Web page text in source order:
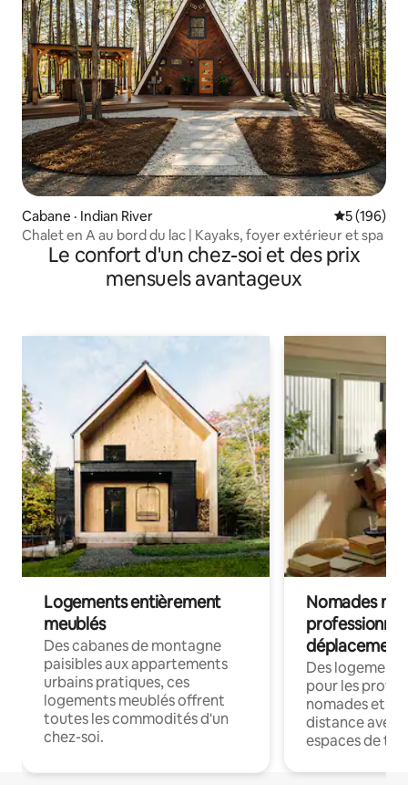
Cabane · Indian River Note
5 (196)
Chalet en A au bord du lac | Kayaks, foyer extérieur et spa
Le confort d'un chez-soi et des prix
mensuels avantageux
Logements entièrement
meublés
Des cabanes de montagne
paisibles aux appartements
urbains pratiques, ces
logements meublés offrent
toutes les commodités d'un
chez-soi.
Nomades
déplacement
Des
pour les
nomades et
distance avec
espaces de